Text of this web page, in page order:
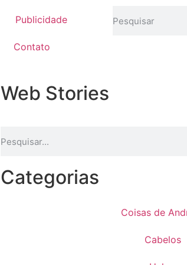
Publicidade
Contato
Web Stories
Categorias
Coisas de
Cabelos